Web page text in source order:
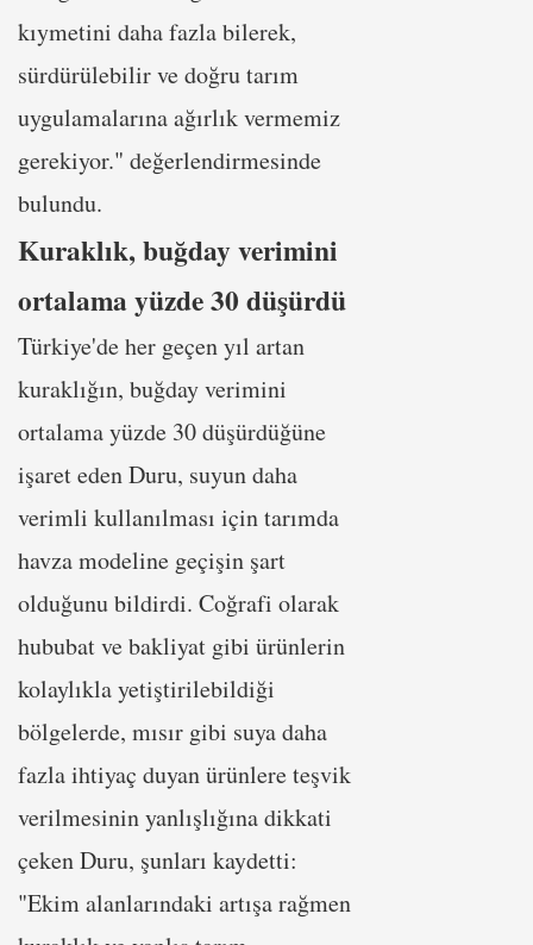
kıymetini daha fazla bilerek,
sürdürülebilir ve doğru tarım
uygulamalarına ağırlık vermemiz
gerekiyor." değerlendirmesinde
bulundu.
Kuraklık, buğday verimini
ortalama yüzde 30 düşürdü
Türkiye'de her geçen yıl artan
kuraklığın, buğday verimini
ortalama yüzde 30 düşürdüğüne
işaret eden Duru, suyun daha
verimli kullanılması için tarımda
havza modeline geçişin şart
olduğunu bildirdi. Coğrafi olarak
hububat ve bakliyat gibi ürünlerin
kolaylıkla yetiştirilebildiği
bölgelerde, mısır gibi suya daha
fazla ihtiyaç duyan ürünlere teşvik
verilmesinin yanlışlığına dikkati
çeken Duru, şunları kaydetti:
"Ekim alanlarındaki artışa rağmen